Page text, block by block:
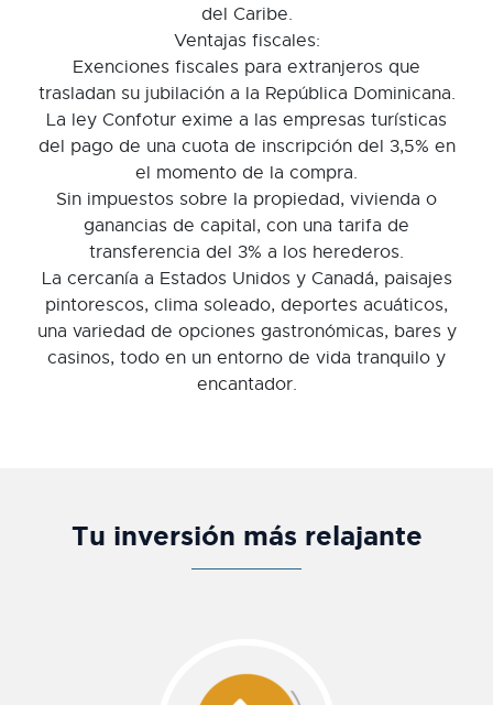
del Caribe.
Ventajas fiscales:
Exenciones fiscales para extranjeros que
trasladan su jubilación a la República Dominicana.
La ley Confotur exime a las empresas turísticas
del pago de una cuota de inscripción del 3,5% en
el momento de la compra.
Sin impuestos sobre la propiedad, vivienda o
ganancias de capital, con una tarifa de
transferencia del 3% a los herederos.
La cercanía a Estados Unidos y Canadá, paisajes
pintorescos, clima soleado, deportes acuáticos,
una variedad de opciones gastronómicas, bares y
casinos, todo en un entorno de vida tranquilo y
encantador.
Tu inversión más relajante